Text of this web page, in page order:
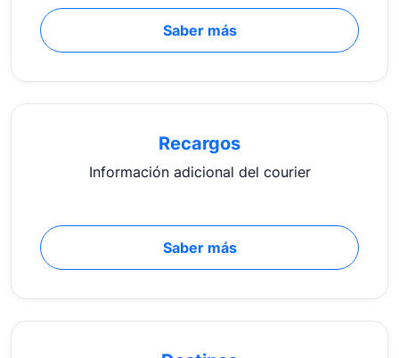
Saber más
Recargos
Información adicional del courier
Saber más